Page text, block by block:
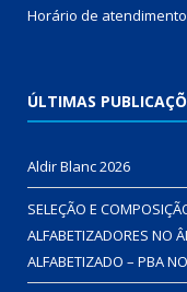
Horário de
ÚLTIMAS
Aldir Blanc 2026
SELEÇÃO E
ALFABETIZADORES NO
ALFABETIZADO – PBA